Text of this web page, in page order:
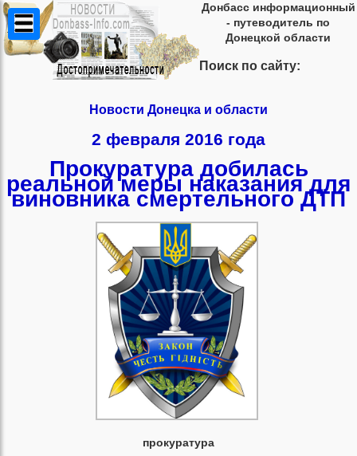
Донбасс информационный
- путеводитель по
Донецкой области
Поиск по сайту:
Новости Донецка и области
2 февраля 2016 года
Прокуратура добилась
реальной меры наказания для
виновника смертельного ДТП
прокуратура